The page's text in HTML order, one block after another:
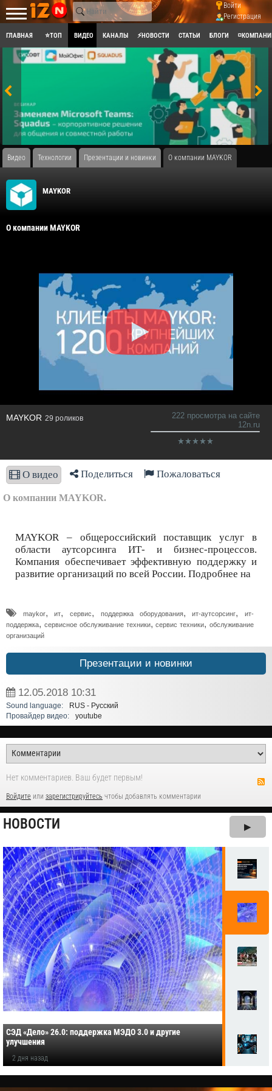
Войти
Регистрация
ГЛАВНАЯ ⭐ТОП ВИДЕО КАНАЛЫ ⚡НОВОСТИ СТАТЬИ БЛОГИ
Видео Технологии Презентации и новинки О компании MAYKOR
MAYKOR
О компании MAYKOR
MAYKOR 29 роликов
222 просмотра на сайте
12n.ru
О видео Поделиться Пожаловаться
О компании MAYKOR.
MAYKOR – общероссийский поставщик услуг в
области аутсорсинга ИТ- и бизнес-процессов.
Компания обеспечивает эффективную поддержку и
развитие организаций по всей России. Подробнее на
maykor,ит,сервис, поддержка оборудования,ит-аутсорсинг,ит-
поддержка, сервисное обслуживание техники,сервис техники,обслуживание
организаций
Презентации и новинки
12.05.2018 10:31
Sound language:
RUS - Русский
Провайдер видео:
youtube
Нет комментариев. Ваш будет первым!
Войдите или зарегистрируйтесь чтобы добавлять комментарии
НОВОСТИ ▶
СЭД «Дело» 26.0: поддержка МЭДО 3.0 и другие
улучшения
2 дня назад